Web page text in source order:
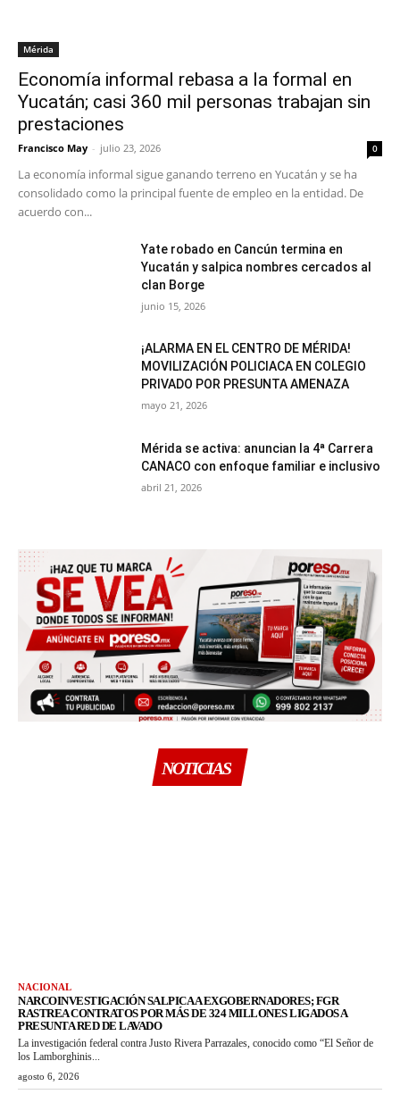
Mérida
Economía informal rebasa a la formal en
Yucatán; casi 360 mil personas trabajan sin
prestaciones
Francisco May - julio 23, 2026 0
La economía informal sigue ganando terreno en Yucatán y se ha
consolidado como la principal fuente de empleo en la entidad. De
acuerdo con...
Yate robado en Cancún termina en
Yucatán y salpica nombres cercados al
clan Borge
junio 15, 2026
¡ALARMA EN EL CENTRO DE MÉRIDA!
MOVILIZACIÓN POLICIACA EN COLEGIO
PRIVADO POR PRESUNTA AMENAZA
mayo 21, 2026
Mérida se activa: anuncian la 4ª Carrera
CANACO con enfoque familiar e inclusivo
abril 21, 2026
NOTICIAS
NACIONAL
NARCOINVESTIGACIÓN SALPICA A EXGOBERNADORES; FGR
RASTREA CONTRATOS POR MÁS DE 324 MILLONES LIGADOS A
PRESUNTA RED DE LAVADO
La investigación federal contra Justo Rivera Parrazales, conocido como “El Señor de
los Lamborghinis...
agosto 6, 2026